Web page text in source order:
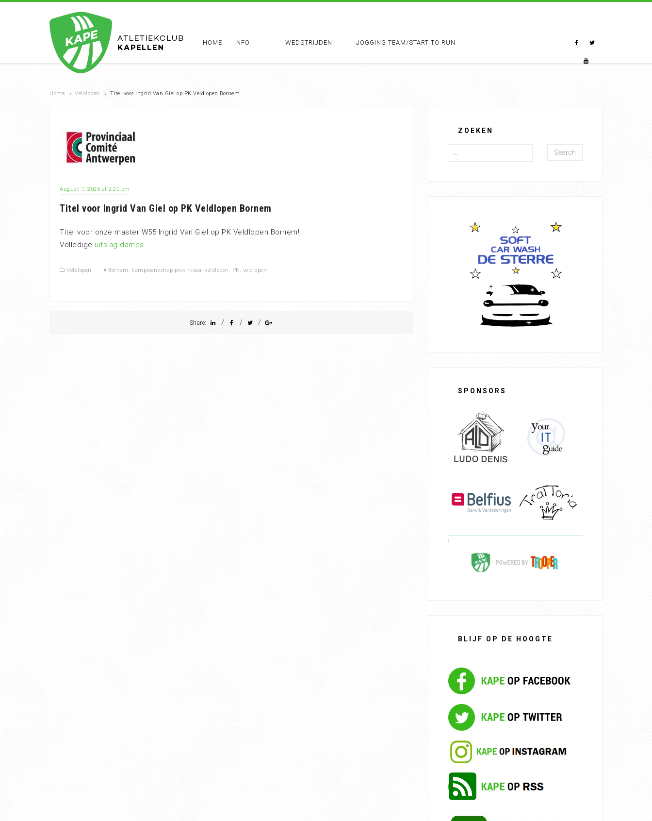
HOME INFO WEDSTRIJDEN JOGGING TEAM/START TO RUN
Home › Veldlopen › Titel voor Ingrid Van Giel op PK Veldlopen Bornem
August 7, 2026 at 2:20 pm
Titel voor Ingrid Van Giel op PK Veldlopen Bornem
Titel voor onze master W55 Ingrid Van Giel op PK Veldlopen Bornem!
Volledige uitslag dames
Veldlopen # Bornem, kampioenschap provinciaal veldlopen , PK, veldlopen
Share: / / /
ZOEKEN
Search
SPONSORS
BLIJF OP DE HOOGTE